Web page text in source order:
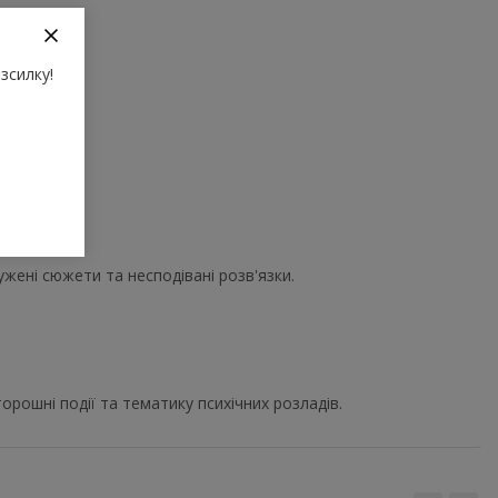
сюжети та несподівані розв'язки.
події та тематику психічних розладів.